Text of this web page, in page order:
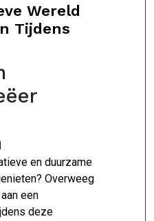
Wereld
Tijdens
en duurzame
Overweeg
een
deze